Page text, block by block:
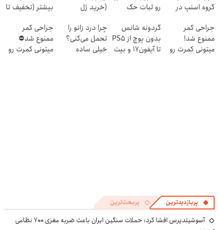
گروه اسنپ در
رو لبات حک
خرید40%تخفیف
(خرید ژل
دندان
با40%تخفیف)
بیشتر (تخفیف تا
جراحی کمر
ممنوع شد!
میتونی کمرت رو
گردونه شانس
بدون پوچ از PS5
تا آیفون17 و بیت
چرا درد زانو را
تحمل می‌کنی؟
خیلی ساده
جراحی کمر
ممنوع شد⛔
میتونی کمرت رو
پربازدیدترین پربحث‌ترین
آسوشیتدپرس افشا کرد: حملات سنگین ایران باعث ضربه مغزی ۷۰۰ نظامی